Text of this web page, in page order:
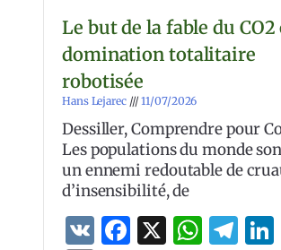
Le but de la fable du CO2
domination totalitaire
robotisée
Hans Lejarec 11/07/2026
Dessiller, Comprendre pour
Les populations du monde
un ennemi redoutable de
d’insensibilité, de
VK Facebook
X